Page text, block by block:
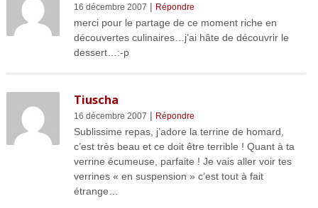
16 décembre 2007 | Répondre
merci pour le partage de ce moment riche en
découvertes culinaires…j’ai hâte de découvrir le
dessert…:-p
Tiuscha
16 décembre 2007 | Répondre
Sublissime repas, j’adore la terrine de homard,
c’est très beau et ce doit être terrible ! Quant à ta
verrine écumeuse, parfaite ! Je vais aller voir tes
verrines « en suspension » c’est tout à fait
étrange…